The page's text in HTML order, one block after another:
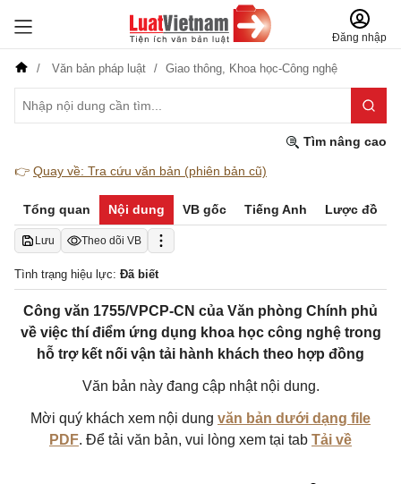
Đăng nhập
Văn bản pháp luật Giao thông, Khoa học-Công nghệ
Tìm nâng cao
👉 Quay về: Tra cứu văn bản (phiên bản cũ)
Tổng quan Nội dung VB gốc Tiếng Anh Lược đồ
Lưu Theo dõi VB
Tình trạng hiệu lực: Đã biết
Công văn 1755/VPCP-CN của Văn phòng Chính phủ
về việc thí điểm ứng dụng khoa học công nghệ trong
hỗ trợ kết nối vận tải hành khách theo hợp đồng
Văn bản này đang cập nhật nội dung.
Mời quý khách xem nội dung văn bản dưới dạng file
PDF. Để tải văn bản, vui lòng xem tại tab Tải về